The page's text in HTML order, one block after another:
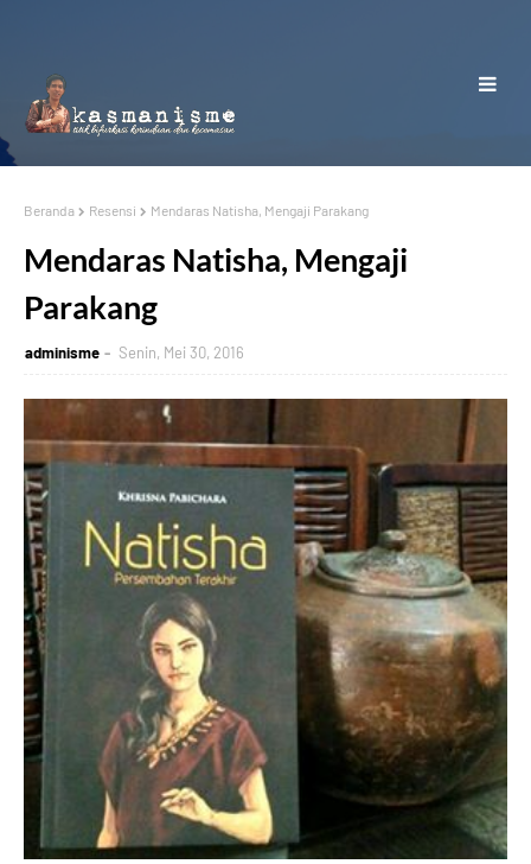
Beranda Resensi Mendaras Natisha, Mengaji Parakang
Mendaras Natisha, Mengaji
Parakang
adminisme Senin, Mei 30, 2016